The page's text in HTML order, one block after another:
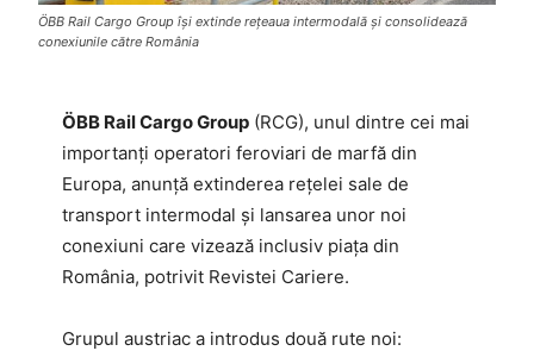
ÖBB Rail Cargo Group își extinde rețeaua intermodală și consolidează
conexiunile către România
ÖBB Rail Cargo Group (RCG), unul dintre cei mai
importanți operatori feroviari de marfă din
Europa, anunță extinderea rețelei sale de
transport intermodal și lansarea unor noi
conexiuni care vizează inclusiv piața din
România, potrivit Revistei Cariere.
Grupul austriac a introdus două rute noi: